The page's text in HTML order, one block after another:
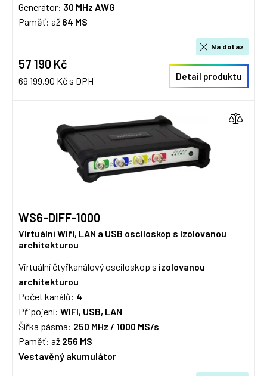
Generátor: 30 MHz AWG
Paměť: až 64 MS
57 190 Kč
69 199,90 Kč s DPH
Na dotaz
Detail produktu
WS6-DIFF-1000
Virtuální Wifi, LAN a USB osciloskop s izolovanou
architekturou
Virtuální čtyřkanálový osciloskop s izolovanou
architekturou
Počet kanálů: 4
Připojení: WIFI, USB, LAN
Šířka pásma: 250 MHz / 1000 MS/s
Paměť: až 256 MS
Vestavěný akumulátor